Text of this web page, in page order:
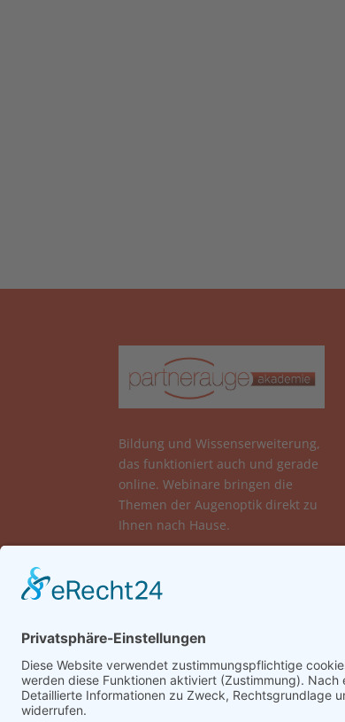
Bildung und Wissenserweiterung,
das funktioniert auch und gerade
online. Webinare bringen die
Themen der Augenoptik direkt zu
Ihnen nach Hause.